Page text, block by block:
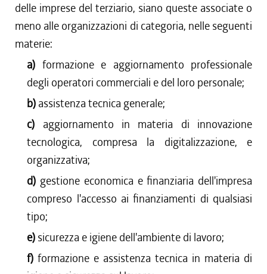
delle imprese del terziario, siano queste associate o
meno alle organizzazioni di categoria, nelle seguenti
materie:
a) formazione e aggiornamento professionale
degli operatori commerciali e del loro personale;
b) assistenza tecnica generale;
c) aggiornamento in materia di innovazione
tecnologica, compresa la digitalizzazione, e
organizzativa;
d) gestione economica e finanziaria dell'impresa
compreso l'accesso ai finanziamenti di qualsiasi
tipo;
e) sicurezza e igiene dell'ambiente di lavoro;
f)formazione e assistenza tecnica in materia di